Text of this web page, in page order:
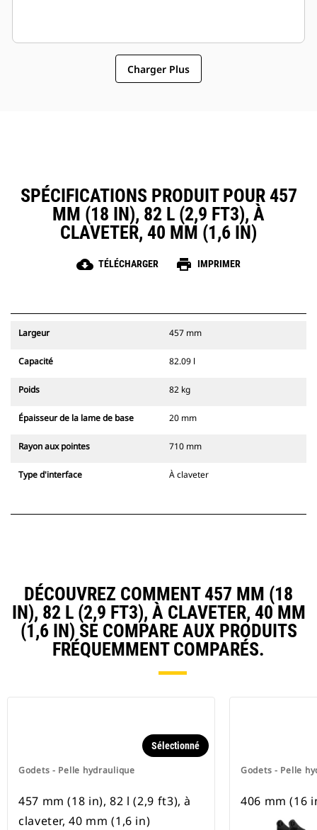
Charger Plus
SPÉCIFICATIONS PRODUIT POUR 457
MM (18 IN), 82 L (2,9 FT3), À
CLAVETER, 40 MM (1,6 IN)
cloud_download TÉLÉCHARGER print IMPRIMER
Largeur 457 mm
Capacité 82.09 l
Poids 82 kg
Épaisseur de la lame de base 20 mm
Rayon aux pointes 710 mm
Type d'interface À claveter
DÉCOUVREZ COMMENT 457 MM (18
IN), 82 L (2,9 FT3), À CLAVETER, 40 MM
(1,6 IN) SE COMPARE AUX PRODUITS
FRÉQUEMMENT COMPARÉS.
Godets - Pelle hydraulique
Sélectionné
457 mm (18 in), 82 l (2,9 ft3), à
claveter, 40 mm (1,6 in)
Godets - Pelle
406 mm (16